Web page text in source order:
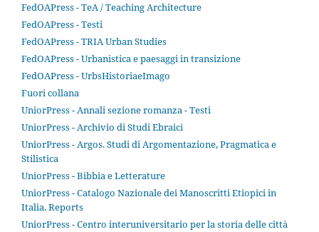
FedOAPress - TeA / Teaching Architecture
FedOAPress - Testi
FedOAPress - TRIA Urban Studies
FedOAPress - Urbanistica e paesaggi in transizione
FedOAPress - UrbsHistoriaeImago
Fuori collana
UniorPress - Annali sezione romanza - Testi
UniorPress - Archivio di Studi Ebraici
UniorPress - Argos. Studi di Argomentazione, Pragmatica e
Stilistica
UniorPress - Bibbia e Letterature
UniorPress - Catalogo Nazionale dei Manoscritti Etiopici in
Italia. Reports
UniorPress - Centro interuniversitario per la storia delle città